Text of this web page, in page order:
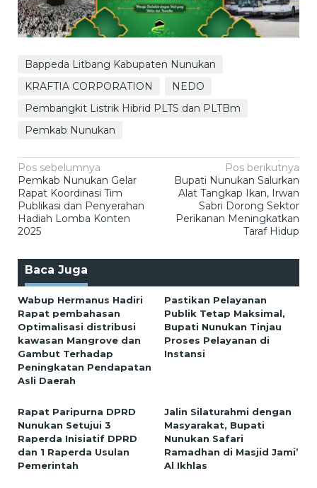
Bappeda Litbang Kabupaten Nunukan
KRAFTIA CORPORATION
NEDO
Pembangkit Listrik Hibrid PLTS dan PLTBm
Pemkab Nunukan
Navigasi
pos
Pos sebelumnya
Pemkab Nunukan Gelar
Rapat Koordinasi Tim
Publikasi dan Penyerahan
Hadiah Lomba Konten
2025
Pos berikutnya
Bupati Nunukan Salurkan
Alat Tangkap Ikan, Irwan
Sabri Dorong Sektor
Perikanan Meningkatkan
Taraf Hidup
Baca Juga
Wabup Hermanus Hadiri
Rapat pembahasan
Optimalisasi distribusi
kawasan Mangrove dan
Gambut Terhadap
Peningkatan Pendapatan
Asli Daerah
Pastikan Pelayanan
Publik Tetap Maksimal,
Bupati Nunukan Tinjau
Proses Pelayanan di
Instansi
Rapat Paripurna DPRD
Nunukan Setujui 3
Raperda Inisiatif DPRD
dan 1 Raperda Usulan
Pemerintah
Jalin Silaturahmi dengan
Masyarakat, Bupati
Nunukan Safari
Ramadhan di Masjid Jami’
Al Ikhlas